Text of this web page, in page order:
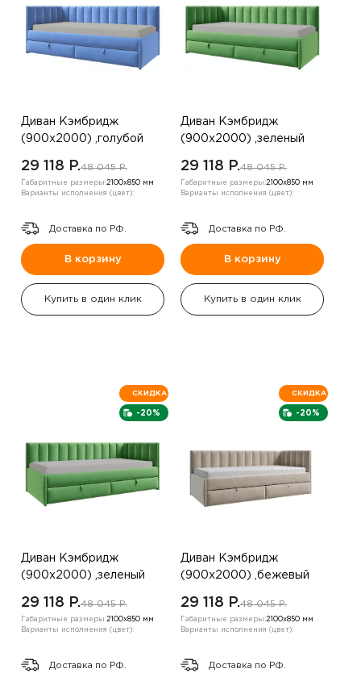
Диван Кэмбридж
(900х2000) ,голубой
29 118 P.48 045 P.
Габаритные размеры:2100х850 мм
Варианты исполнения (цвет):
Доставка по РФ.
В корзину
Купить в один клик
Диван Кэмбридж
(900х2000) ,зеленый
29 118 P.48 045 P.
Габаритные размеры:2100х850 мм
Варианты исполнения (цвет):
Доставка по РФ.
В корзину
Купить в один клик
-20%
СКИДКА
Диван Кэмбридж
(900х2000) ,зеленый
29 118 P.48 045 P.
Габаритные размеры:2100х850 мм
Варианты исполнения (цвет):
Доставка по РФ.
-20%
СКИДКА
Диван Кэмбридж
(900х2000) ,бежевый
29 118 P.48 045 P.
Габаритные размеры:2100х850 мм
Варианты исполнения (цвет):
Доставка по РФ.